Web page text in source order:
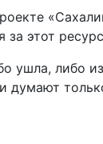
за этот
ушла, либо
думают